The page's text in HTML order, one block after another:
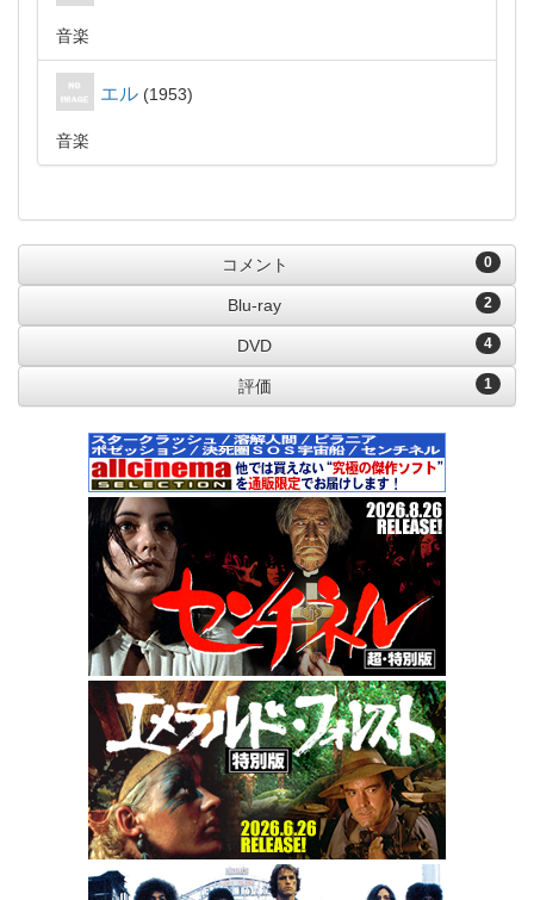
音楽
エル 1953
音楽
0
コメント
2
Blu-ray
4
DVD
1
評価